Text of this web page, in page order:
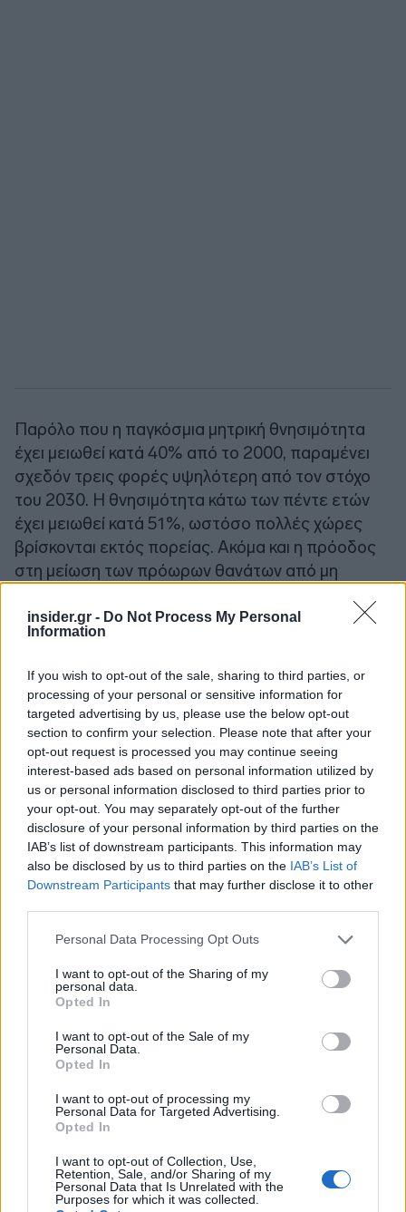
insider.gr - Do Not Process My Personal
Information
If you wish to opt-out of the sale, sharing to third parties, or
processing of your personal or sensitive information for
targeted advertising by us, please use the below opt-out
section to confirm your selection. Please note that after your
opt-out request is processed you may continue seeing
interest-based ads based on personal information utilized by
us or personal information disclosed to third parties prior to
your opt-out. You may separately opt-out of the further
disclosure of your personal information by third parties on the
IAB’s list of downstream participants. This information may
also be disclosed by us to third parties on the IAB’s List of
Downstream Participants that may further disclose it to other
Please note that this website/app uses one or more Google
not limited to your visit or usage behaviour. You may click to
grant or deny consent to Google and its third-party tags to
use your data for below specified purposes in below Google
consent section.
Personal Data Processing Opt Outs
I want to opt-out of the Sharing of my
personal data.
Opted In
I want to opt-out of the Sale of my
Personal Data.
Opted In
I want to opt-out of processing my
Personal Data for Targeted Advertising.
Opted In
I want to opt-out of Collection, Use,
Retention, Sale, and/or Sharing of my
Personal Data that Is Unrelated with the
Purposes for which it was collected.
Παρόλο που η παγκόσμια μητρική θνησιμότητα
έχει μειωθεί κατά 40% από το 2000, παραμένει
σχεδόν τρεις φορές υψηλότερη από τον στόχο
του 2030. Η θνησιμότητα κάτω των πέντε ετών
έχει μειωθεί κατά 51%, ωστόσο πολλές χώρες
βρίσκονται εκτός πορείας. Ακόμα και η πρόοδος
στη μείωση των πρόωρων θανάτων από μη
σημαντικά από το 2015.
Πολλοί παράγοντες που προκαλούν προβλήματα
υγείας - διατροφικοί, συμπεριφορικοί και
περιβαλλοντικοί κίνδυνοι - δεν βελτιώνονται
αρκετά γρήγορα. Η ατμοσφαιρική ρύπανση
συνέβαλε σε περίπου 6,6 εκατομμύρια θανάτους
παγκοσμίως το 2021, ενώ η ανεπαρκής ύδρευση,
η ανεπαρκής αποχέτευση και η κακή υγιεινή
συνέβαλαν σε 1,4 εκατομμύρια θανάτους το 2019.
«Αυτές οι τάσεις αντικατοπτρίζουν πάρα
Αναπληρώτρια Γενική Διευθύντρια του ΠΟΥ για τα
Συστήματα Υγείας, την Πρόσβαση και τα
Δεδομένα. «Με τους αυξανόμενους
ανάγκες στον τομέα της υγείας και την
επιδεινούμενη κρίση χρηματοδότησης της υγείας,
πρέπει να δράσουμε επειγόντως – ενισχύοντας
την πρωτοβάθμια υγειονομική περίθαλψη,
επενδύοντας στην πρόληψη και εξασφαλίζοντας
βιώσιμη χρηματοδότηση για την οικοδόμηση
ανθεκτικών συστημάτων υγείας και την